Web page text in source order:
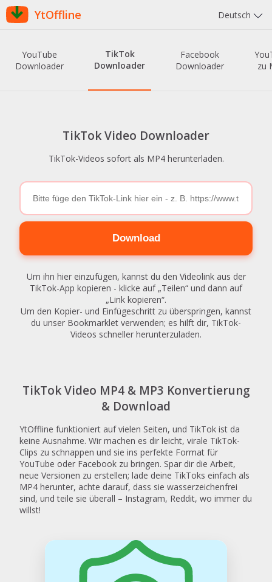
YtOffline Deutsch
YouTube
Downloader
TikTok
Downloader
Facebook
Downloader
zu
TikTok Video Downloader
TikTok-Videos sofort als MP4 herunterladen.
Download
Um ihn hier einzufügen, kannst du den Videolink aus der
TikTok-App kopieren - klicke auf „Teilen“ und dann auf
„Link kopieren“.
Um den Kopier- und Einfügeschritt zu überspringen, kannst
du unser Bookmarklet verwenden; es hilft dir, TikTok-
Videos schneller herunterzuladen.
TikTok Video MP4 & MP3 Konvertierung
& Download
YtOffline funktioniert auf vielen Seiten, und TikTok ist da
keine Ausnahme. Wir machen es dir leicht, virale TikTok-
Clips zu schnappen und sie ins perfekte Format für
YouTube oder Facebook zu bringen. Spar dir die Arbeit,
neue Versionen zu erstellen; lade deine TikToks einfach als
MP4 herunter, achte darauf, dass sie wasserzeichenfrei
sind, und teile sie überall – Instagram, Reddit, wo immer du
willst!